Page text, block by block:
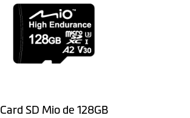
Card SD Mio de 128GB